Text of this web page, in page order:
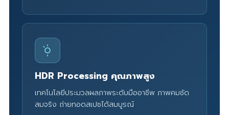
HDR Processing คุณภาพสูง
เทคโนโลยีประมวลผลภาพระดับมืออาชีพ ภาพคมชัด
สมจริง ถ่ายทอดสเปซได้สมบูรณ์